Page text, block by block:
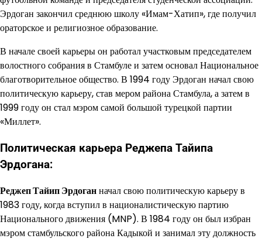
Эрдоган закончил среднюю школу «Имам-Хатип», где получил
ораторское и религиозное образование.
В начале своей карьеры он работал участковым председателем
волостного собрания в Стамбуле и затем основал Национальное
благотворительное общество. В 1994 году Эрдоган начал свою
политическую карьеру, став мером района Стамбула, а затем в
1999 году он стал мэром самой большой турецкой партии
«Миллет».
Политическая карьера Реджепа Тайипа
Эрдогана:
Реджеп Тайип Эрдоганначал свою политическую карьеру в
1983 году, когда вступил в националистическую партию
Национального движения (MNP). В 1984 году он был избран
мэром стамбульского района Кадыкой и занимал эту должность